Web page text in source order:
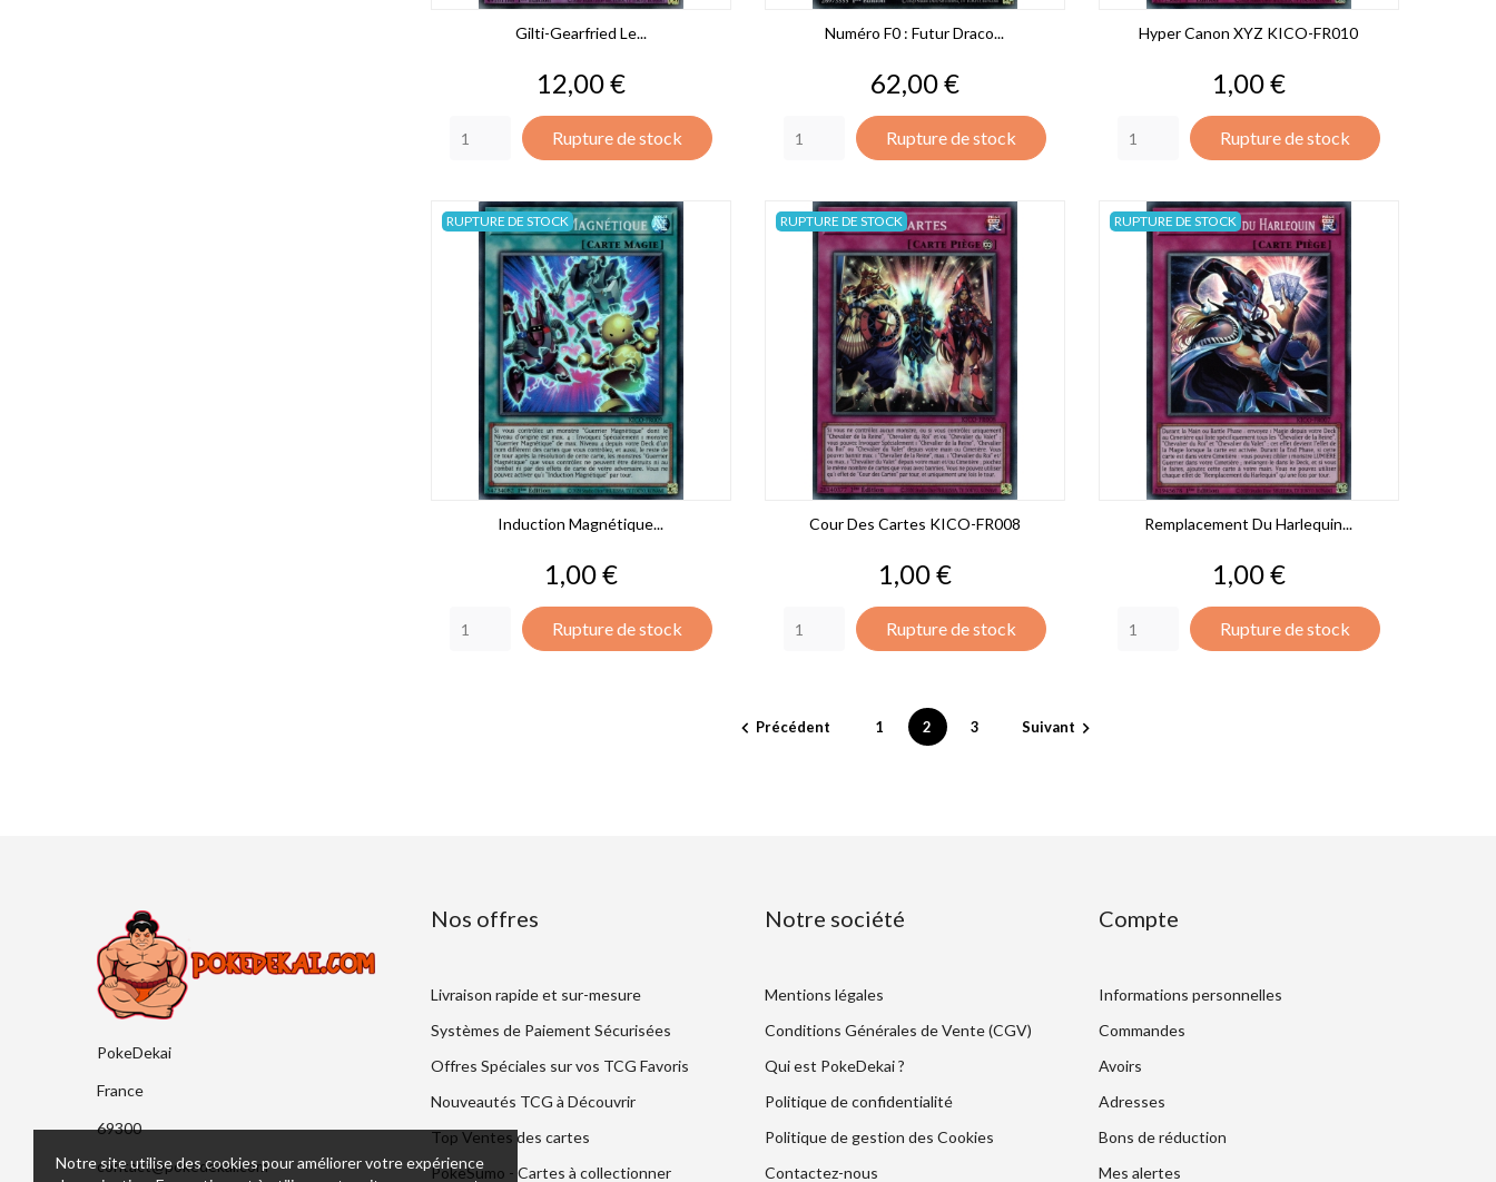
Notre site utilise des cookies pour améliorer votre expérience
Gilti-Gearfried Le...
Prix
12,00 €
Rupture de stock
Numéro F0 : Futur Draco...
Prix
62,00 €
Rupture de stock
Hyper Canon XYZ KICO-FR010
Prix
1,00 €
Rupture de stock
Induction Magnétique...
Prix
1,00 €
Rupture de stock
RUPTURE DE STOCK
Cour Des Cartes KICO-FR008
Prix
1,00 €
Rupture de stock
RUPTURE DE STOCK
Remplacement Du Harlequin...
Prix
1,00 €
Rupture de stock
RUPTURE DE STOCK
 Précédent 1 2 3 Suivant 
PokeDekai
France
69300
contact@pokedekai.com
Nos offres
Livraison rapide et sur-mesure
Systèmes de Paiement Sécurisées
Offres Spéciales sur vos TCG Favoris
Nouveautés TCG à Découvrir
Top Ventes des cartes
PokeSumo - Cartes à collectionner
Notre société
Mentions légales
Conditions Générales de Vente (CGV)
Qui est PokeDekai ?
Politique de confidentialité
Politique de gestion des Cookies
Contactez-nous
Compte
Informations personnelles
Commandes
Avoirs
Adresses
Bons de réduction
Mes alertes